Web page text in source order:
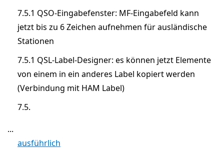
7.5.1 QSO-Eingabefenster: MF-Eingabefeld kann
jetzt bis zu 6 Zeichen aufnehmen für ausländische
Stationen
7.5.1 QSL-Label-Designer: es können jetzt Elemente
von einem in ein anderes Label kopiert werden
(Verbindung mit HAM Label)
7.5.
...
ausführlich